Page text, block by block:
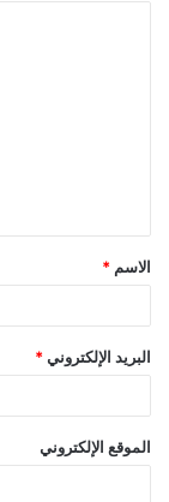
الاسم *
البريد الإلكتروني *
الموقع الإلكتروني